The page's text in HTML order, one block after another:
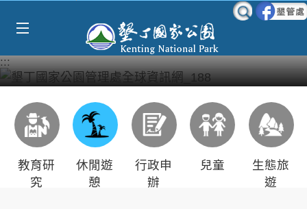
:::
教育研
究
休閒遊
憩
行政申
辦
兒童
生態旅
遊